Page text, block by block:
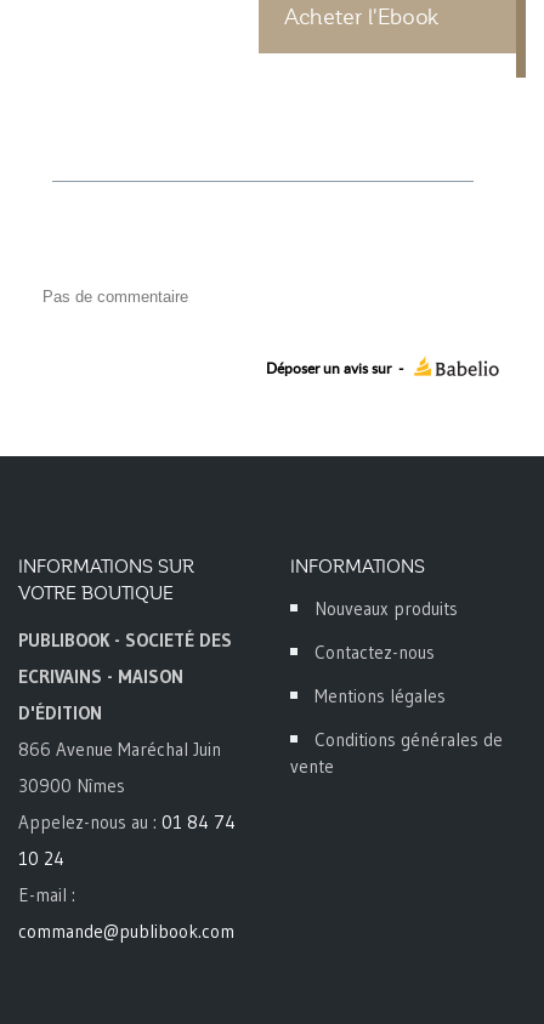
Acheter l'Ebook
Pas de commentaire
Déposer un avis sur -
INFORMATIONS SUR
VOTRE BOUTIQUE
PUBLIBOOK - SOCIETÉ DES
ECRIVAINS - MAISON
D'ÉDITION
866 Avenue Maréchal Juin
30900 Nîmes
Appelez-nous au : 01 84 74
10 24
E-mail :
commande@publibook.com
INFORMATIONS
Nouveaux produits
Contactez-nous
Mentions légales
Conditions générales de
vente